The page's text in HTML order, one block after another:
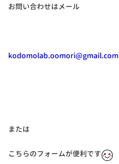
お問い合わせはメール
kodomolab.oomori@gmail.com
または
こちらのフォームが便利です